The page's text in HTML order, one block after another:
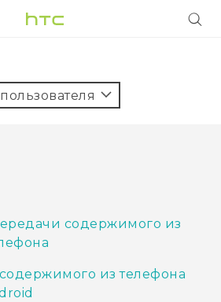
содержимого из
из телефона